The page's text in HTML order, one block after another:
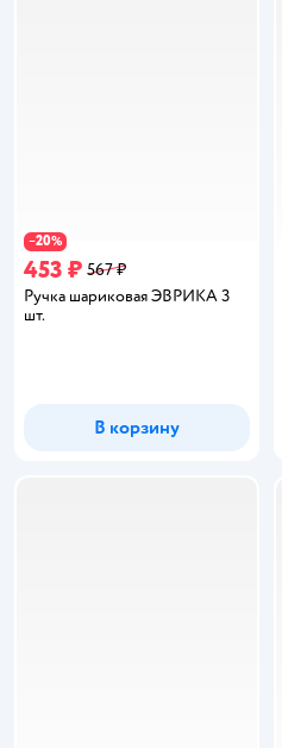
−20%
453 ₽ 567 ₽
Ручка шариковая ЭВРИКА 3
шт.
В корзину